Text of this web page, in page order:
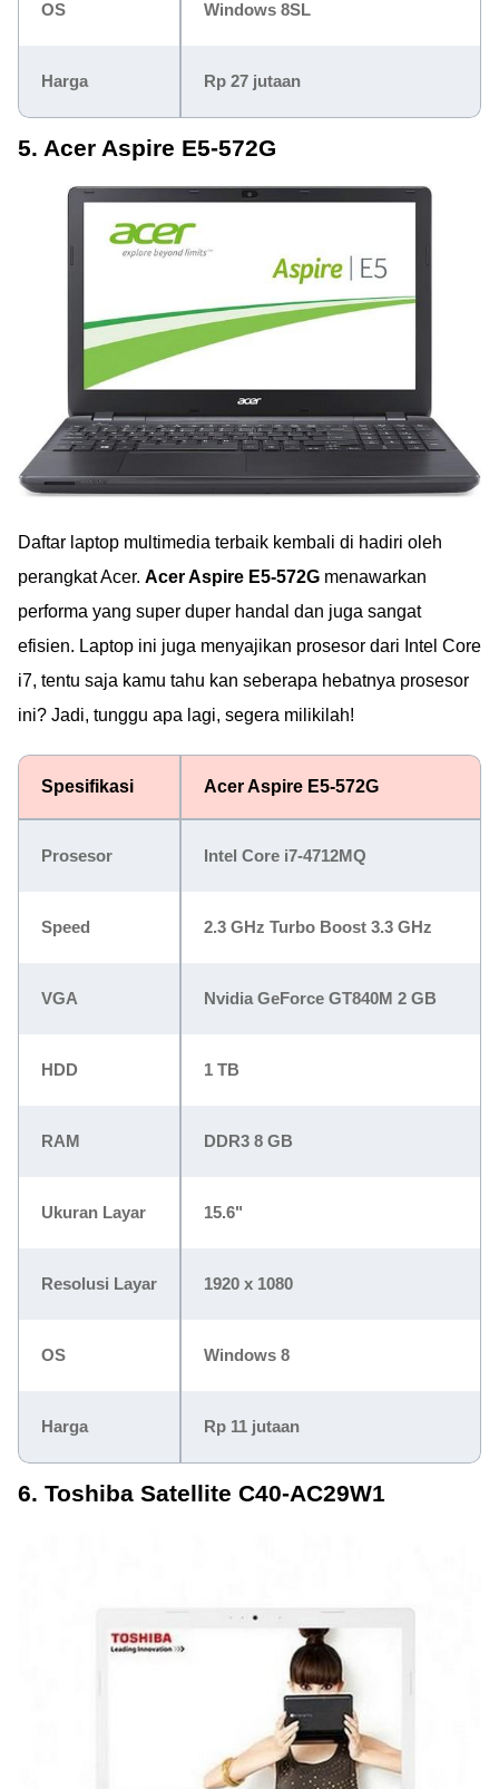
OS Windows 8SL
Harga Rp 27 jutaan
5. Acer Aspire E5-572G
Daftar laptop multimedia terbaik kembali di hadiri oleh
perangkat Acer. Acer Aspire E5-572G menawarkan
performa yang super duper handal dan juga sangat
efisien. Laptop ini juga menyajikan prosesor dari Intel Core
i7, tentu saja kamu tahu kan seberapa hebatnya prosesor
ini? Jadi, tunggu apa lagi, segera milikilah!
Spesifikasi Acer Aspire E5-572G
Prosesor Intel Core i7-4712MQ
Speed 2.3 GHz Turbo Boost 3.3 GHz
VGA Nvidia GeForce GT840M 2 GB
HDD 1 TB
RAM DDR3 8 GB
Ukuran Layar 15.6"
Resolusi Layar 1920 x 1080
OS Windows 8
Harga Rp 11 jutaan
6. Toshiba Satellite C40-AC29W1